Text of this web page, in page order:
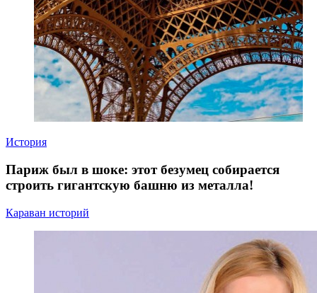
История
Париж был в шоке: этот безумец собирается
строить гигантскую башню из металла!
Караван историй